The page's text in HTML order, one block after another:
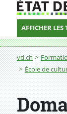
AFFICHER LES
Fil
vd.ch
École de
Domaine